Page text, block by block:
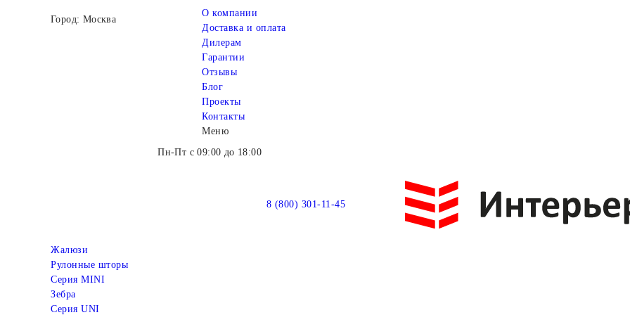
Город: Москва
О компании
Доставка и оплата
Дилерам
Гарантии
Отзывы
Блог
Проекты
Контакты
Меню
Пн-Пт с 09:00 до 18:00
8 (800) 301-11-45
Жалюзи
Рулонные шторы
Серия MINI
Зебра
Серия UNI